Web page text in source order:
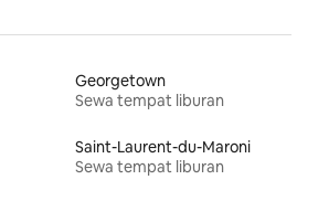
Georgetown
Sewa tempat liburan
Saint-Laurent-du-Maroni
Sewa tempat liburan